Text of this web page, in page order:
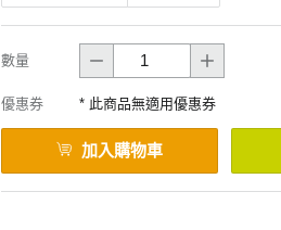
數量
優惠券 * 此商品無適用優惠券
加入購物車